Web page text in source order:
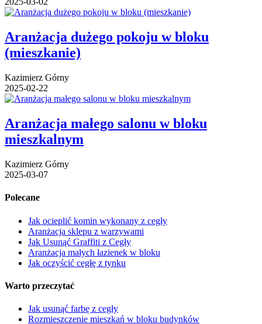
Aranżacja dużego pokoju w bloku
(mieszkanie)
Kazimierz Górny
2025-02-22
Aranżacja małego salonu w bloku
mieszkalnym
Kazimierz Górny
2025-03-07
Polecane
Jak ocieplić komin wykonany z cegły
Aranżacja sklepu z warzywami
Jak Usunąć Graffiti z Cegły
Aranżacja małych łazienek w bloku
Jak oczyścić cegłę z tynku
Warto przeczytać
Jak usunąć farbę z cegły
Rozmieszczenie mieszkań w bloku budynków